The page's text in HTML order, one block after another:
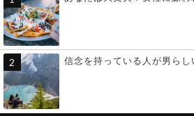
信念を持っている人が男らし